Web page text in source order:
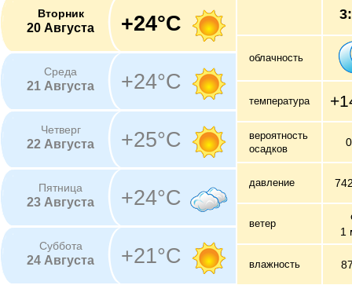
Вторник
20 Августа +24°C
Среда
21 Августа +24°C
Четверг
22 Августа +25°C
Пятница
23 Августа +24°C
Суббота
24 Августа +21°C
облачность
температура
вероятность
осадков
давление
ветер
1
влажность